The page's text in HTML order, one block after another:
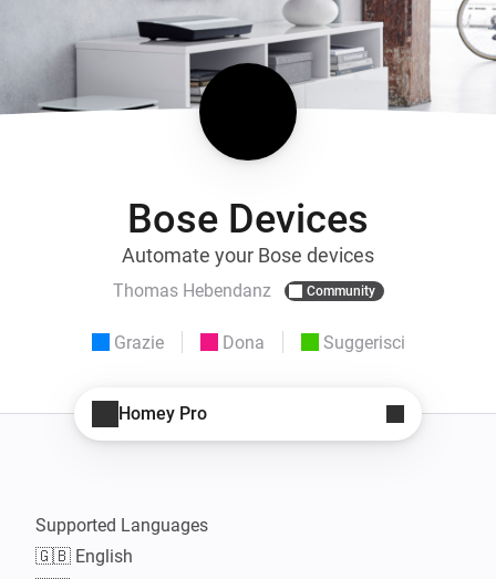
Bose Devices
Automate your Bose devices
Thomas Hebendanz Community
Grazie Dona Suggerisci
Homey Pro
Supported Languages
🇬🇧 English